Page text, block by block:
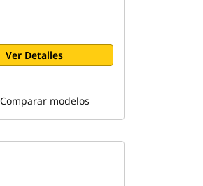
Ver Detalles
Comparar modelos